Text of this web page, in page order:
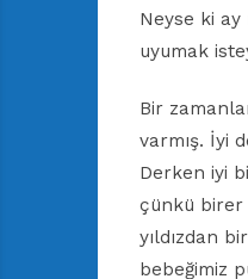
Neyse ki ay
uyumak
Bir
varmış. İyi
Derken iyi
çünkü birer
yıldızdan
bebeğimiz